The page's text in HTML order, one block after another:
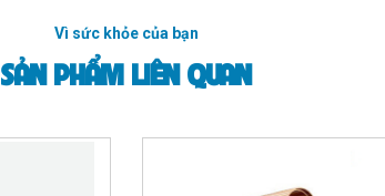
Vì sức khỏe của bạn
SẢN PHẨM LIÊN QUAN